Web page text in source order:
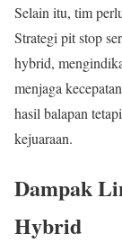
Selain itu, tim
Strategi pit stop
hybrid,
menjaga
hasil balapan
kejuaraan.
Dampak
Hybrid